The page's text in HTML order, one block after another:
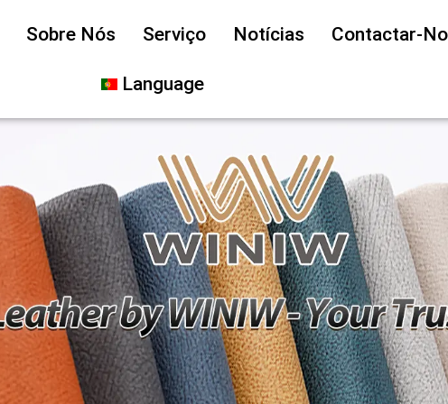
Sobre Nós Serviço Notícias Contactar-
Language